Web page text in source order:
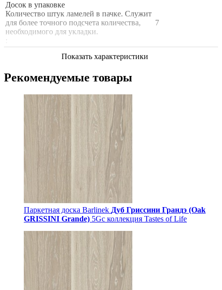
Досок в упаковке
Количество штук ламелей в пачке. Служит
для более точного подсчета количества,
необходимого для укладки.
:
7
Показать характеристики
Рекомендуемые товары
Паркетная доска Barlinek Дуб Гриссини Грандэ (Oak
GRISSINI Grande) 5Gc коллекция Tastes of Life